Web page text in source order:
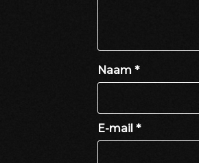
Naam *
E-mail *